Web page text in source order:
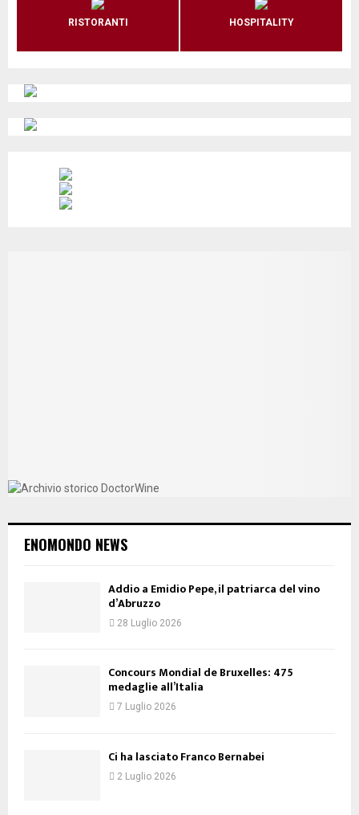
RISTORANTI HOSPITALITY
ENOMONDO NEWS
Addio a Emidio Pepe, il patriarca del vino
d’Abruzzo
28 Luglio 2026
Concours Mondial de Bruxelles: 475
medaglie all’Italia
7 Luglio 2026
Ci ha lasciato Franco Bernabei
2 Luglio 2026